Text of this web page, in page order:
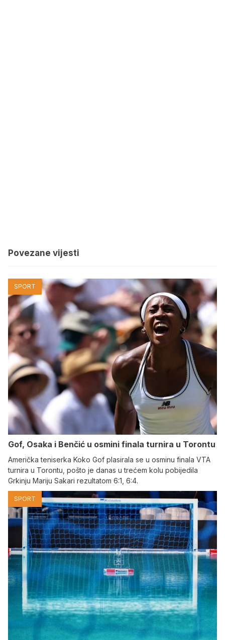
Povezane vijesti
SPORT
Gof, Osaka i Benčić u osmini finala turnira u Torontu
Američka teniserka Koko Gof plasirala se u osminu finala VTA
turnira u Torontu, pošto je danas u trećem kolu pobijedila
Grkinju Mariju Sakari rezultatom 6:1, 6:4.
SPORT